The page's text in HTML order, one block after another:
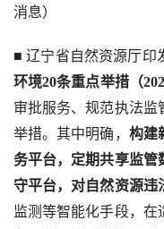
消息）
■ 辽宁省自然资源厅印
环境20条重点举措（
审批服务、规范执法监
举措。其中明确， 构建
务平台，定期共享监管
守平台，对自然资源违
监测等智能化手段，在